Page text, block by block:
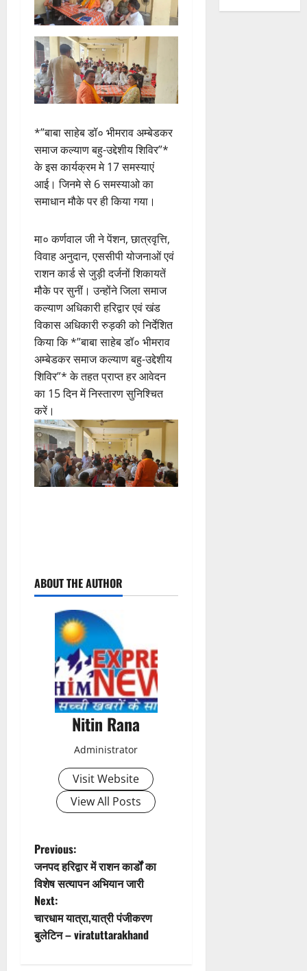
*”बाबा साहेब डॉ० भीमराव अम्बेडकर
समाज कल्याण बहु-उद्देशीय शिविर”*
के इस कार्यक्रम मे 17 समस्याएं
आई। जिनमे से 6 समस्याओ का
समाधान मौके पर ही किया गया।
मा० कर्णवाल जी ने पेंशन, छात्रवृत्ति,
विवाह अनुदान, एससीपी योजनाओं एवं
राशन कार्ड से जुड़ी दर्जनों शिकायतें
मौके पर सुनीं। उन्होंने जिला समाज
कल्याण अधिकारी हरिद्वार एवं खंड
विकास अधिकारी रुड़की को निर्देशित
किया कि *”बाबा साहेब डॉ० भीमराव
अम्बेडकर समाज कल्याण बहु-उद्देशीय
शिविर”* के तहत प्राप्त हर आवेदन
का 15 दिन में निस्तारण सुनिश्चित
करें।
o
t
i
o
n
ABOUT THE AUTHOR
Nitin Rana
Administrator
Visit Website
View All Posts
P
o
s
t
Previous:
जनपद हरिद्वार में राशन कार्डों का
विशेष सत्यापन अभियान जारी
Next:
चारधाम यात्रा,यात्री पंजीकरण
बुलेटिन – viratuttarakhand